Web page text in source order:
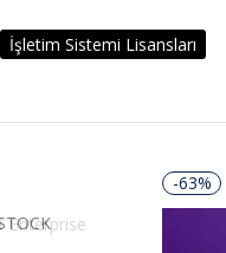
İşletim Sistemi Lisansları
-63%